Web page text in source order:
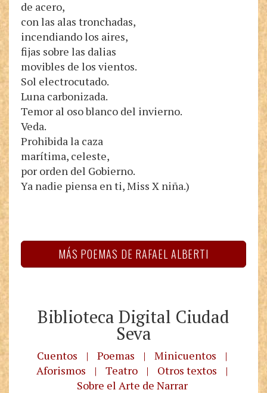
de acero,
con las alas tronchadas,
incendiando los aires,
fijas sobre las dalias
movibles de los vientos.
Sol electrocutado.
Luna carbonizada.
Temor al oso blanco del invierno.
Veda.
Prohibida la caza
marítima, celeste,
por orden del Gobierno.
Ya nadie piensa en ti, Miss X niña.)
MÁS POEMAS DE RAFAEL ALBERTI
Biblioteca Digital Ciudad
Seva
Cuentos | Poemas | Minicuentos
|
Aforismos
| Teatro | Otros textos
|
Sobre el Arte de Narrar